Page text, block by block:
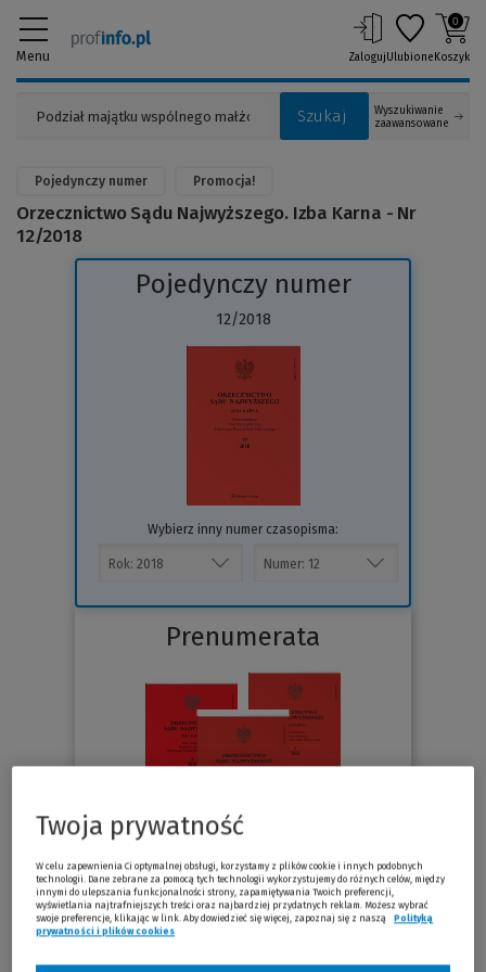
Menu
Szukaj
Wyszukiwanie
zaawansowane
ZalogujUlubione
0
Koszyk
Pojedynczy numer Promocja!
Orzecznictwo Sądu Najwyższego. Izba Karna - Nr
12/2018
Pojedynczy numer
12/2018
Wybierz inny numer czasopisma:
Prenumerata
Sprawdź
Twoja prywatność
W celu zapewnienia Ci optymalnej obsługi, korzystamy z plików cookie i innych podobnych
technologii. Dane zebrane za pomocą tych technologii wykorzystujemy do różnych celów, między
innymi do ulepszania funkcjonalności strony, zapamiętywania Twoich preferencji,
wyświetlania najtrafniejszych treści oraz najbardziej przydatnych reklam. Możesz wybrać
swoje preferencje, klikając w link. Aby dowiedzieć się więcej, zapoznaj się z naszą
Polityką
prywatności i plików cookies